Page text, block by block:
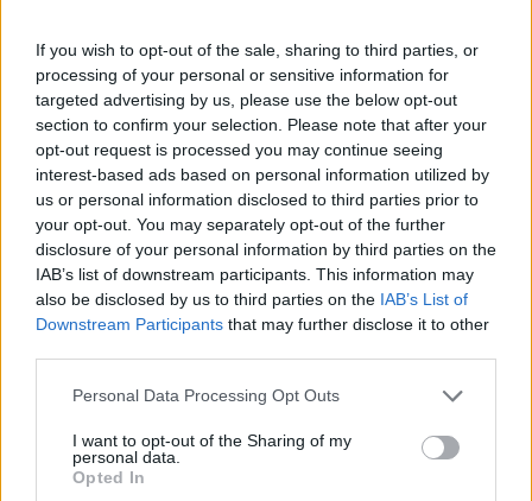
If you wish to opt-out of the sale, sharing to third parties, or
processing of your personal or sensitive information for
targeted advertising by us, please use the below opt-out
section to confirm your selection. Please note that after your
opt-out request is processed you may continue seeing
interest-based ads based on personal information utilized by
us or personal information disclosed to third parties prior to
your opt-out. You may separately opt-out of the further
disclosure of your personal information by third parties on the
IAB’s list of downstream participants. This information may
also be disclosed by us to third parties on the IAB’s List of
Downstream Participants that may further disclose it to other
Please note that this website/app uses one or more Google
not limited to your visit or usage behaviour. You may click to
grant or deny consent to Google and its third-party tags to
use your data for below specified purposes in below Google
Personal Data Processing Opt Outs
I want to opt-out of the Sharing of my
personal data.
Opted In
Notizie in tempo reale?
Entra nel canale telegram di
GalluraOggi.it
Ricevi le nostre ultime news
daGoogle News
Condividi l'articolo